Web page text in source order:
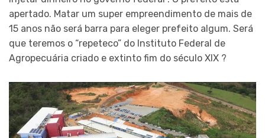
apertado. Matar um super empreendimento de mais de
15 anos não será barra para eleger prefeito algum. Será
que teremos o “repeteco” do Instituto Federal de
Agropecuária criado e extinto fim do século XIX ?